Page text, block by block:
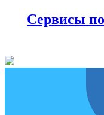
Сервисы